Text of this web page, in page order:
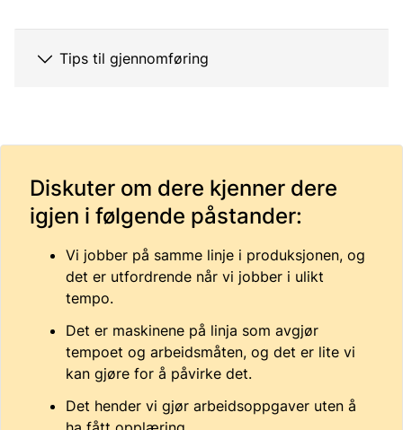
Tips til gjennomføring
Diskuter om dere kjenner dere
igjen i følgende påstander:
Vi jobber på samme linje i produksjonen, og
det er utfordrende når vi jobber i ulikt
tempo.
Det er maskinene på linja som avgjør
tempoet og arbeidsmåten, og det er lite vi
kan gjøre for å påvirke det.
Det hender vi gjør arbeidsoppgaver uten å